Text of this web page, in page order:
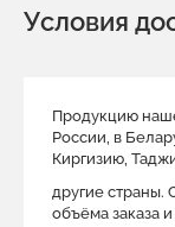
Условия
Продукцию
России, в
Киргизию,
другие страны.
объёма заказа